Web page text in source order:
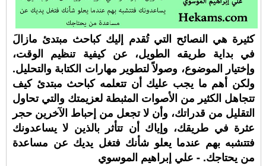
كثيرة هي النصائح التي تُقدم إليك كباحث مبتدئ مازالَ
في بداية طريقه الطويل، عن كيفية تنظيم الوقت،
وإختيار الموضوع، وصولاً لتطوير مهارات الكتابة والتحليل.
ولكن أهم ما يجب عليك أن تتعلمه كباحث مبتدئ كيف
تتجاهل الكثير من الأصوات المثبطة لعزيمتك والتي تحاول
التقليل من قدراتك، وأن لا تجعل من إحباط الآخرين حجر
عثرة في طريقك، وإياك أن تتأثر بالذين لا يساعدونك
فتتشبه بهم عندما يعلو شأنك فتغل يديك عن مساعدة
من يحتاجك. - علي إبراهيم الموسوي